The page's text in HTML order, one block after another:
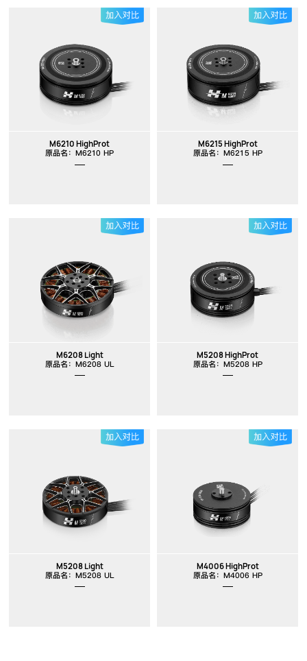
M6210 HighProt
原品名：M6210 HP
M6215 HighProt
原品名：M6215 HP
M6208 Light
原品名：M6208 UL
M5208 HighProt
原品名：M5208 HP
M5208 Light
原品名：M5208 UL
M4006 HighProt
原品名：M4006 HP